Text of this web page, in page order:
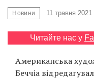
Новини 11 травня 2021
Читайте нас у
Американська
Беччіа